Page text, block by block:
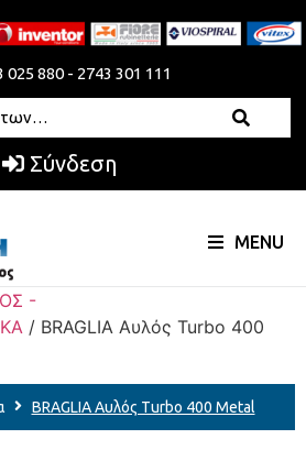
025 880 - 2743 301 111
Σύνδεση
MENU
-
/ BRAGLIA Αυλός Turbo 400
BRAGLIA Αυλός Turbo 400 Metal